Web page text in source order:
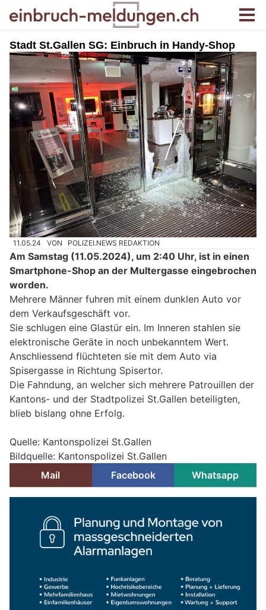
Stadt St.Gallen SG: Einbruch in Handy-Shop
11.05.24 VON POLIZEI.NEWS REDAKTION
Am Samstag (11.05.2024), um 2:40 Uhr, ist in einen
Smartphone-Shop an der Multergasse eingebrochen
worden.
Mehrere Männer fuhren mit einem dunklen Auto vor
dem Verkaufsgeschäft vor.
Sie schlugen eine Glastür ein. Im Inneren stahlen sie
elektronische Geräte in noch unbekanntem Wert.
Anschliessend flüchteten sie mit dem Auto via
Spisergasse in Richtung Spisertor.
Die Fahndung, an welcher sich mehrere Patrouillen der
Kantons- und der Stadtpolizei St.Gallen beteiligten,
blieb bislang ohne Erfolg.
Quelle: Kantonspolizei St.Gallen
Bildquelle: Kantonspolizei St.Gallen
Mail
Facebook Whatsapp